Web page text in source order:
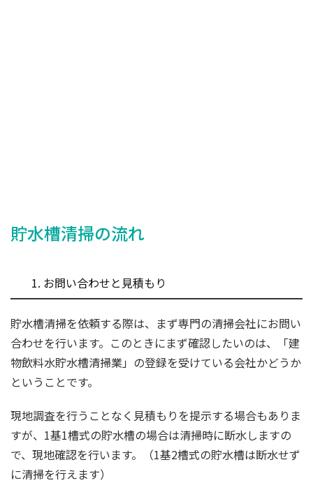
貯水槽清掃の流れ
1. お問い合わせと見積もり
貯水槽清掃を依頼する際は、まず専門の清掃会社にお問い
合わせを行います。このときにまず確認したいのは、「建
物飲料水貯水槽清掃業」の登録を受けている会社かどうか
ということです。
現地調査を行うことなく見積もりを提示する場合もありま
すが、1基1槽式の貯水槽の場合は清掃時に断水しますの
で、現地確認を行います。（1基2槽式の貯水槽は断水せず
に清掃を行えます）